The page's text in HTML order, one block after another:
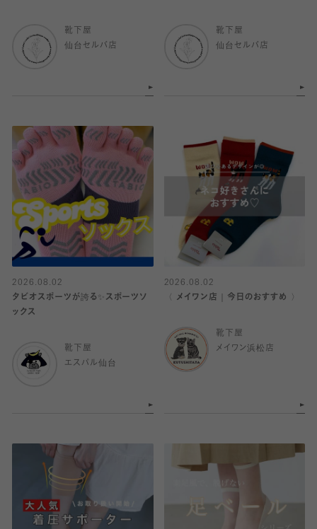
靴下屋
仙台セルバ店
靴下屋
仙台セルバ店
2026.08.02
タビオスポーツが誇る✨スポーツソ
ックス
靴下屋
エスパル仙台
2026.08.02
〈 メイワン店｜今日のおすすめ 〉
靴下屋
メイワン浜松店